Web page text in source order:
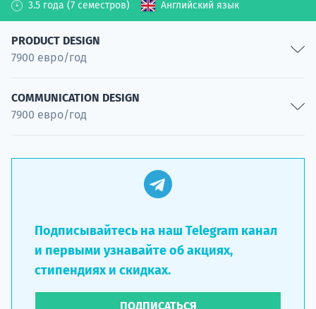
Специальность
Процессы
Промышленность
3.5 года (7 семестров) Английский язык
PRODUCT DESIGN
7900 евро/год
Product Design
Специальность
COMMUNICATION DESIGN
7900 евро/год
Подписывайтесь на наш Telegram канал
и первыми узнавайте об акциях,
стипендиях и скидках.
ПОДПИСАТЬСЯ